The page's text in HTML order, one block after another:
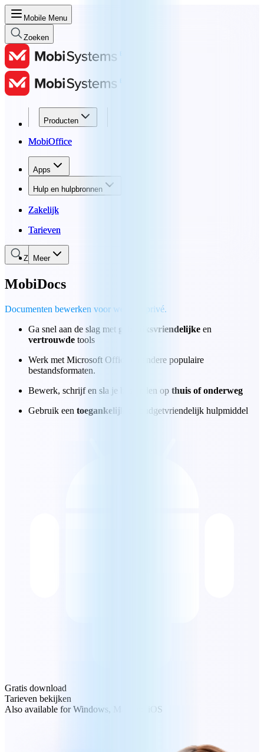
Mobile Menu
Zoeken
Producten
MobiOffice
Apps
Hulp en hulpbronnen
Zakelijk
Tarieven
Meer
Producten
MobiOffice
Apps
Hulp en hulpbronnen
Zakelijk
Tarieven
Zoeken
MobiDocs
Documenten bewerken voor werk en privé.
Ga snel aan de slag met gebruiksvriendelijke en
vertrouwde tools
Werk met Microsoft Office en andere populaire
bestandsformaten.
Bewerk, schrijf en sla je bestanden op thuis of onderweg
Gebruik een toegankelijk en budgetvriendelijk hulpmiddel
Gratis download
Tarieven bekijken
Also available for Windows, Mac and iOS